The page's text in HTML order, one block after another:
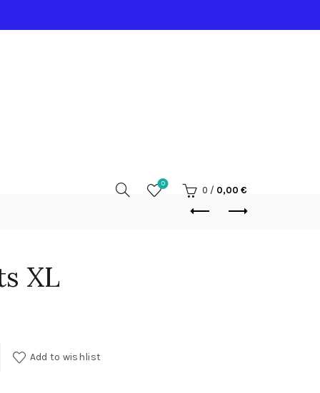
0
0 / 0,00 €
XL
Add to wishlist